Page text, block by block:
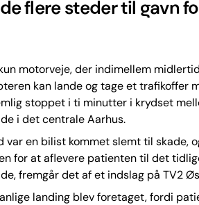
flere steder til gavn
motorveje, der indimellem
kan lande og tage et trafikoffer
stoppet i ti minutter i krydset
i det centrale Aarhus.
var en bilist kommet slemt til skade,
for at aflevere patienten til det
fremgår det af et indslag på TV2
landing blev foretaget, fordi